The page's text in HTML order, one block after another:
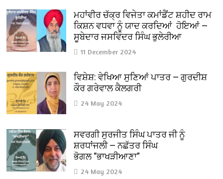
ਮਹਾਂਵੀਰ ਚੱਕ੍ਰ ਵਿਜੇਤਾ ਕਮਾਂਡੈਂਟ ਸ਼ਹੀਦ ਰਾਮ
ਕਿਸ਼ਨ ਵਧਵਾ ਨੂੰ ਯਾਦ ਕਰਦਿਆਂ ਹੋਇਆਂ —
ਸੂਬੇਦਾਰ ਜਸਵਿੰਦਰ ਸਿੰਘ ਭੁਲੇਰੀਆ
11 December 2024
ਵਿਸ਼ੇਸ਼: ਵੇਖਿਆ ਸੁਣਿਆਂ ਪਾਤਰ — ਗੁਰਦੀਸ਼
ਕੌਰ ਗਰੇਵਾਲ ਕੈਲਗਰੀ
24 May 2024
ਸਵਰਗੀ ਸੁਰਜੀਤ ਸਿੰਘ ਪਾਤਰ ਜੀ ਨੂੰ
ਸ਼ਰਧਾਂਜਲੀ — ਨਛੱਤਰ ਸਿੰਘ
ਭੋਗਲ “ਭਾਖੜੀਆਣਾ”
24 May 2024